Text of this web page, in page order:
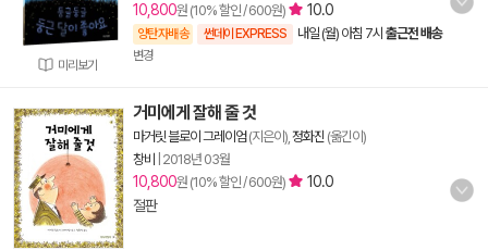
미리보기
10,800원 (10% 할인 / 600원) 10.0
양탄자배송 썬데이 EXPRESS 내일 (월) 아침 7시 출근전 배송
변경
거미에게 잘해 줄 것
마거릿 블로이 그레이엄 (지은이), 정화진 (옮긴이)
창비
2018년 03월
10,800원 (10% 할인 / 600원)
10.0
절판